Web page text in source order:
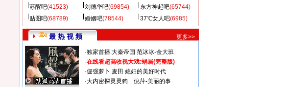
苏醒吧(41523) 刘德华吧(69854) 东方神起吧(65744)
贴图吧(68789) 婚姻吧(78544) 37℃女人吧(6985)
最 热 视 频 更多>>
·独家首播:大秦帝国 范冰冰-金大班
·在线看超高收视大戏:蜗居(完整版)
·倔强萝卜 麦田 媳妇的美好时代
·大内密探灵灵狗
倪萍-美丽的事